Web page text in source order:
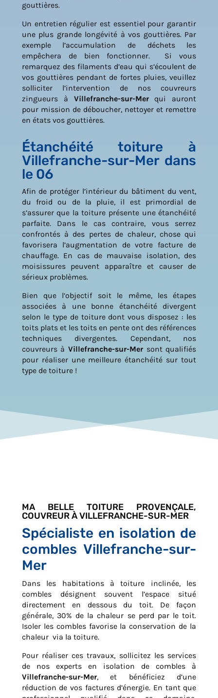
gouttières.
Un entretien régulier est essentiel pour garantir
une plus grande longévité à vos gouttières. Par
exemple l’accumulation de déchets les
empêchera de bien fonctionner. Si vous
remarquez des filaments d’eau qui s’écoulent de
vos gouttières pendant de fortes pluies, veuillez
solliciter l’intervention de nos couvreurs
zingueurs à Villefranche-sur-Merqui auront
pour mission de déboucher, nettoyer et remettre
en états vos gouttières.
Étanchéité toiture à
Villefranche-sur-Mer dans
le 06
Afin de protéger l’intérieur du bâtiment du vent,
du froid ou de la pluie, il est primordial de
s’assurer que la toiture présente une étanchéité
parfaite. Dans le cas contraire, vous serrez
confrontés à des pertes de chaleur, chose qui
favorisera l’augmentation de votre facture de
chauffage. En cas de mauvaise isolation, des
moisissures peuvent apparaître et causer de
sérieux problèmes.
Bien que l’objectif soit le même, les étapes
associées à une bonne étanchéité divergent
selon le type de toiture dont vous disposez : les
toits plats et les toits en pente ont des références
techniques divergentes. Cependant, nos
couvreurs à Villefranche-sur-Mersont qualifiés
pour réaliser une meilleure étanchéité sur tout
type de toiture !
MA BELLE TOITURE PROVENÇALE,
COUVREUR À VILLEFRANCHE-SUR-MER
Spécialiste en isolation de
combles Villefranche-sur-
Mer
Dans les habitations à toiture inclinée, les
combles désignent souvent l’espace situé
directement en dessous du toit. De façon
générale, 30% de la chaleur se perd par le toit.
Isoler les combles favorise la conservation de la
chaleur via la toiture.
Pour réaliser ces travaux, sollicitez les services
de nos experts en isolation de combles à
Villefranche-sur-Mer, et bénéficiez d’une
réduction de vos factures d’énergie. En tant que